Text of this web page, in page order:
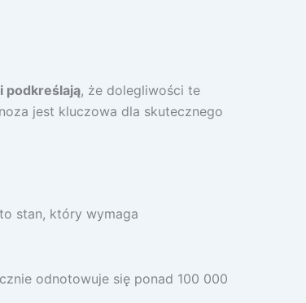
podkreślają, że dolegliwości te
jest kluczowa dla skutecznego
to stan, który wymaga
odnotowuje się ponad 100 000